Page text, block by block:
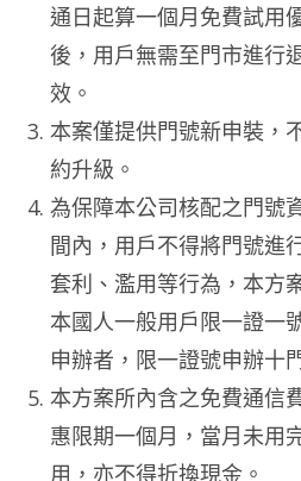
通日起算一個月免費試用
後，用戶無需至門市進行
效。
本案僅提供門號新申裝，
約升級。
為保障本公司核配之門號
間內，用戶不得將門號進
套利、濫用等行為，本方
本國人一般用戶限一證一
申辦者，限一證號申辦十
本方案所內含之免費通信
惠限期一個月，當月未用
用，亦不得折換現金。